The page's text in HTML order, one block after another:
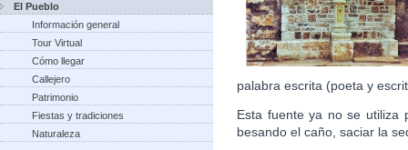
El Pueblo
Información general
Tour Virtual
Cómo llegar
Callejero
Patrimonio
Fiestas y tradiciones
Naturaleza
palabra escrita (poeta y
Esta fuente ya no se utiliza
besando el caño, saciar la